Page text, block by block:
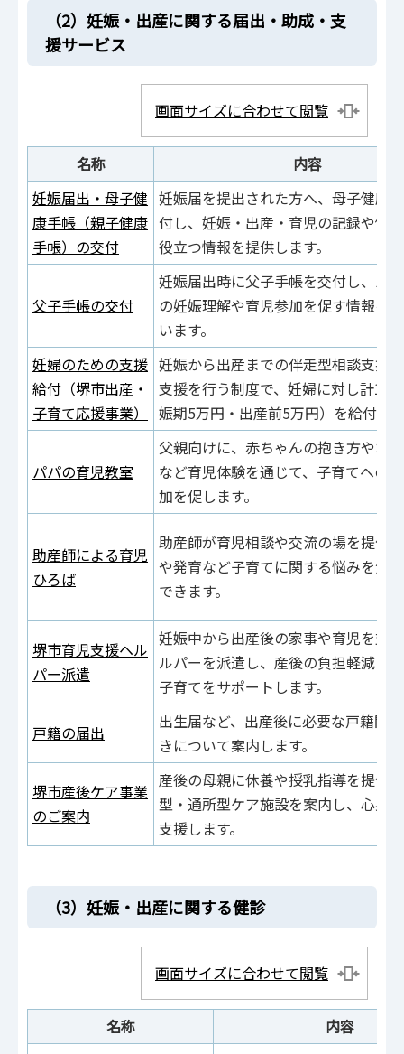
（2）妊娠・出産に関する届出・助成・支
援サービス
画面サイズに合わせて閲覧
名称
内容
妊娠届出・母子健
康手帳（親子健康
手帳）の交付
妊娠届を提出された方へ、母子健康
付し、妊娠・出産・育児の記録や健
役立つ情報を提供します。
父子手帳の交付
妊娠届出時に父子手帳を交付し、パ
の妊娠理解や育児参加を促す情報を
います。
妊婦のための支援
給付（堺市出産・
子育て応援事業）
妊娠から出産までの伴走型相談支援
支援を行う制度で、妊婦に対し計10
娠期5万円・出産前5万円）を給付し
パパの育児教室
父親向けに、赤ちゃんの抱き方やお
など育児体験を通じて、子育てへの
加を促します。
助産師による育児
ひろば
助産師が育児相談や交流の場を提供
や発育など子育てに関する悩みを気
できます。
堺市育児支援ヘル
パー派遣
妊娠中から出産後の家事や育児を支
ルパーを派遣し、産後の負担軽減と
子育てをサポートします。
戸籍の届出
出生届など、出産後に必要な戸籍関
きについて案内します。
堺市産後ケア事業
のご案内
産後の母親に休養や授乳指導を提供
型・通所型ケア施設を案内し、心身
支援します。
（3）妊娠・出産に関する健診
画面サイズに合わせて閲覧
名称
内容